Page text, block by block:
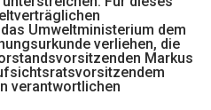
Umweltministerium dem
verliehen, die
Markus
verantwortlichen